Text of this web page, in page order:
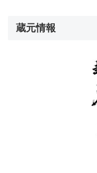
蔵元情報